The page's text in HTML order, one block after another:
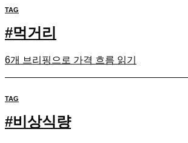
TAG
#먹거리
6개 브리핑으로 가격 흐름 읽기
TAG
#비상식량